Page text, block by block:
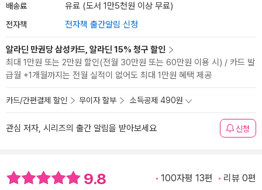
배송료 유료 (도서 1만5천원 이상 무료)
전자책 전자책 출간알림 신청
알라딘 만권당 삼성카드, 알라딘 15% 청구 할인
최대 1만원 또는 2만원 할인(전월 30만원 또는 60만원 이용 시) / 카드 발
급월 +1개월까지는 전월 실적이 없어도 최대 1만원 혜택 제공
카드/간편결제 할인 무이자 할부 소득공제 490원
관심 저자, 시리즈의 출간 알림을 받아보세요 신청
9.8 100자평 13편 리뷰 0편